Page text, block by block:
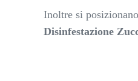
Inoltre si
Disinfestazione